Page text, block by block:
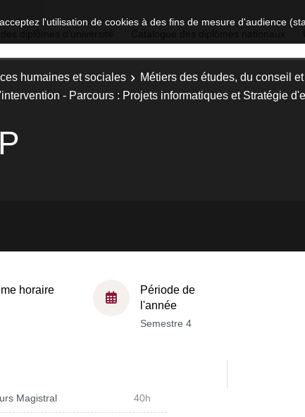
l'utilisation de cookies à des fins de mesure d'audience
humaines et sociales
Métiers des études, du conseil
- Parcours : Projets informatiques et Stratégie
horaire
Période de
l'année
Semestre 4
Magistral 40h